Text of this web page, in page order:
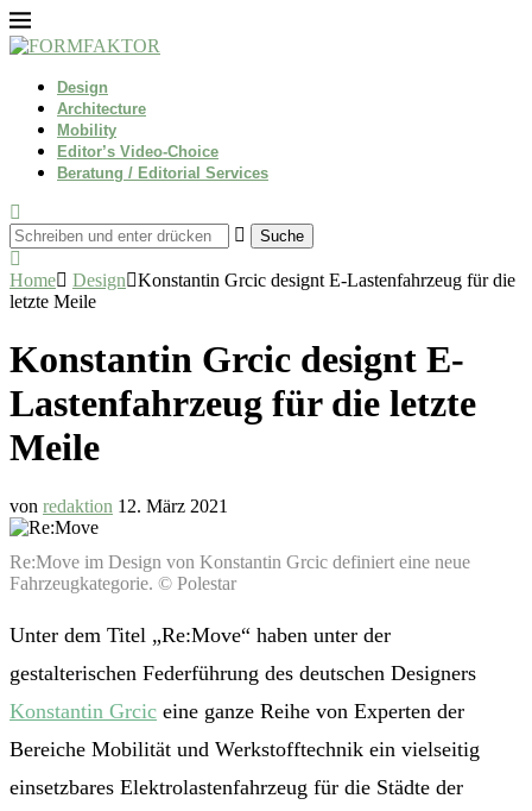
Design
Architecture
Mobility
Editor’s Video-Choice
Beratung / Editorial Services
Suche
Home Design
Konstantin Grcic designt E-Lastenfahrzeug für die
letzte Meile
Konstantin Grcic designt E-
Lastenfahrzeug für die letzte
Meile
von redaktion 12. März 2021
Re:Move im Design von Konstantin Grcic definiert eine neue
Fahrzeugkategorie. © Polestar
Unter dem Titel „Re:Move“ haben unter der
gestalterischen Federführung des deutschen Designers
Konstantin Grcic eine ganze Reihe von Experten der
Bereiche Mobilität und Werkstofftechnik ein vielseitig
einsetzbares Elektrolastenfahrzeug für die Städte der